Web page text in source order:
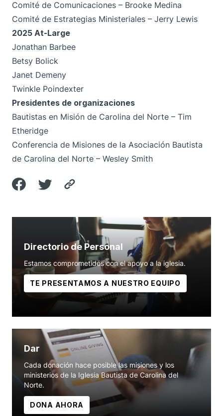
Comité de Comunicaciones – Brooke Medina
Comité de Estrategias Ministeriales – Jerry Lewis
2025 At-Large
Jonathan Barbee
Betsy Bolick
Janet Demeny
Twinkle Poindexter
Presidentes de organizaciones
Bautistas en Misión de Carolina del Norte – Tim
Etheridge
Conferencia de Misiones de la Asociación Bautista
de Carolina del Norte – Wesley Smith
Directorio de Personal
Estamos comprometidos con el apoyo a la iglesia.
TE PRESENTAMOS A NUESTRO EQUIPO
Dar
Cada donación hace posible las misiones y los
ministerios de la Iglesia Bautista de Carolina del
Norte.
DONA AHORA